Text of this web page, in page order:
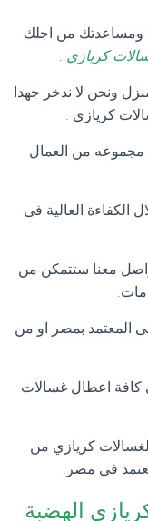
ومساعدتك من اجلك
كريازي .
ونحن لا ندخر جهدا
كريازي .
مجموعه من العمال
العالية فى
معنا ستتمكن من
المعتمد بمصر او من
كافة اعطال غسالات
كريازي من
في مصر.
الهضبة